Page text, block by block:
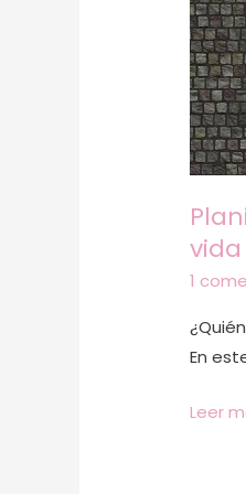
vida
1
En
que
sea
el
año
más
de
tu
vida
Leer